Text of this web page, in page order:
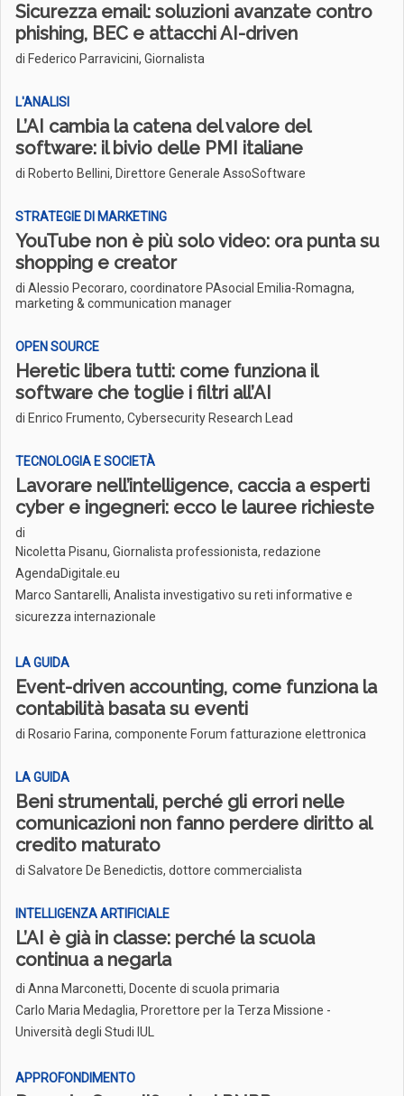
Sicurezza email: soluzioni avanzate contro
phishing, BEC e attacchi AI-driven
di Federico Parravicini, Giornalista
L'ANALISI
L’AI cambia la catena del valore del
software: il bivio delle PMI italiane
di Roberto Bellini, Direttore Generale AssoSoftware
STRATEGIE DI MARKETING
YouTube non è più solo video: ora punta su
shopping e creator
di Alessio Pecoraro, coordinatore PAsocial Emilia-Romagna,
marketing & communication manager
OPEN SOURCE
Heretic libera tutti: come funziona il
software che toglie i filtri all’AI
di Enrico Frumento, Cybersecurity Research Lead
TECNOLOGIA E SOCIETÀ
Lavorare nell’intelligence, caccia a esperti
cyber e ingegneri: ecco le lauree richieste
di
Nicoletta Pisanu, Giornalista professionista, redazione
AgendaDigitale.eu
Marco Santarelli, Analista investigativo su reti informative e
sicurezza internazionale
LA GUIDA
Event-driven accounting, come funziona la
contabilità basata su eventi
di Rosario Farina, componente Forum fatturazione elettronica
LA GUIDA
Beni strumentali, perché gli errori nelle
comunicazioni non fanno perdere diritto al
credito maturato
di Salvatore De Benedictis, dottore commercialista
INTELLIGENZA ARTIFICIALE
L’AI è già in classe: perché la scuola
continua a negarla
di Anna Marconetti, Docente di scuola primaria
Carlo Maria Medaglia, Prorettore per la Terza Missione -
Università degli Studi IUL
APPROFONDIMENTO